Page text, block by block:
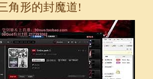
角形的封魔道!